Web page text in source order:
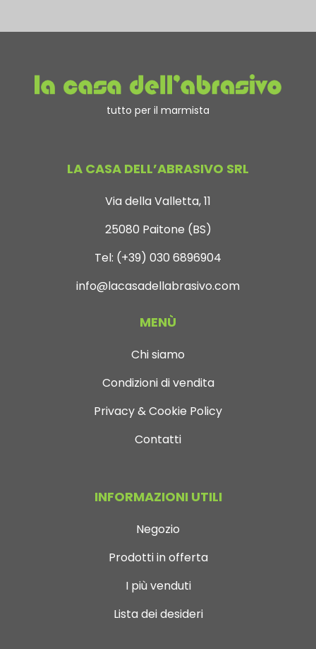
tutto per il marmista
LA CASA DELL’ABRASIVO SRL
Via della Valletta, 11
25080 Paitone (BS)
Tel: (+39) 030 6896904
info@lacasadellabrasivo.com
MENÙ
Chi siamo
Condizioni di vendita
Privacy & Cookie Policy
Contatti
INFORMAZIONI UTILI
Negozio
Prodotti in offerta
I più venduti
Lista dei desideri